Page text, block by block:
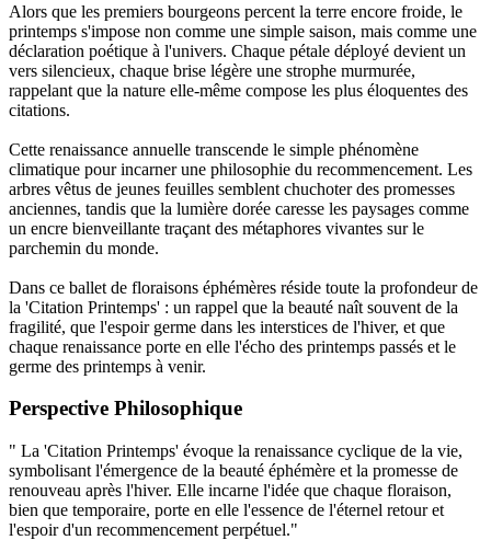
Alors que les premiers bourgeons percent la terre encore froide, le
printemps s'impose non comme une simple saison, mais comme une
déclaration poétique à l'univers. Chaque pétale déployé devient un
vers silencieux, chaque brise légère une strophe murmurée,
rappelant que la nature elle-même compose les plus éloquentes des
citations.
Cette renaissance annuelle transcende le simple phénomène
climatique pour incarner une philosophie du recommencement. Les
arbres vêtus de jeunes feuilles semblent chuchoter des promesses
anciennes, tandis que la lumière dorée caresse les paysages comme
un encre bienveillante traçant des métaphores vivantes sur le
parchemin du monde.
Dans ce ballet de floraisons éphémères réside toute la profondeur de
la 'Citation Printemps' : un rappel que la beauté naît souvent de la
fragilité, que l'espoir germe dans les interstices de l'hiver, et que
chaque renaissance porte en elle l'écho des printemps passés et le
germe des printemps à venir.
Perspective Philosophique
" La 'Citation Printemps' évoque la renaissance cyclique de la vie,
symbolisant l'émergence de la beauté éphémère et la promesse de
renouveau après l'hiver. Elle incarne l'idée que chaque floraison,
bien que temporaire, porte en elle l'essence de l'éternel retour et
l'espoir d'un recommencement perpétuel."